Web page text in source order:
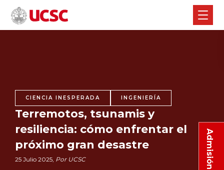
Admisión
CIENCIA INESPERADA INGENIERÍA
Terremotos, tsunamis y
resiliencia: cómo enfrentar el
próximo gran desastre
25 Julio 2025, Por UCSC